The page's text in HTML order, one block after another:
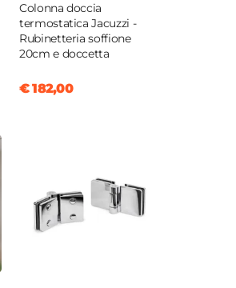
Colonna doccia
termostatica Jacuzzi -
Rubinetteria soffione
20cm e doccetta
€ 182,00